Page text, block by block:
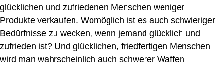
glücklichen und zufriedenen Menschen weniger
Produkte verkaufen. Womöglich ist es auch schwieriger
Bedürfnisse zu wecken, wenn jemand glücklich und
zufrieden ist? Und glücklichen, friedfertigen Menschen
wird man wahrscheinlich auch schwerer Waffen